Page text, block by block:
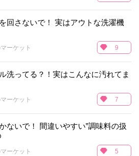
回さないで！ 実はアウトな洗濯機
ーケット 9
洗ってる？！実はこんなに汚れてま
ーケット 7
ないで！ 間違いやすい”調味料の扱
ーケット 5